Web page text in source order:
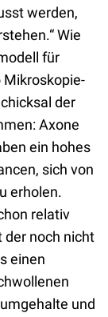
werden,
Wie
für
Mikroskopie-
der
Axone
ein hohes
sich von
erholen.
relativ
der noch nicht
einen
und